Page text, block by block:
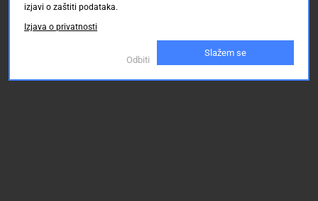
izjavi o zaštiti podataka.
Izjava o privatnosti
Odbiti
Slažem se